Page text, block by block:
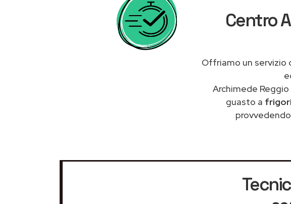
Centro
Offriamo un servizio
Archimede
guasto a